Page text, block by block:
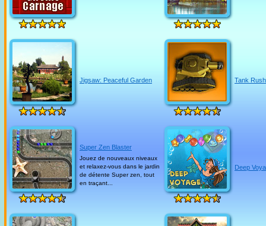
Jigsaw: Peaceful Garden Tank Rush
Super Zen Blaster
Jouez de nouveaux niveaux
et relaxez-vous dans le jardin
de détente Super zen, tout
en traçant...
Deep